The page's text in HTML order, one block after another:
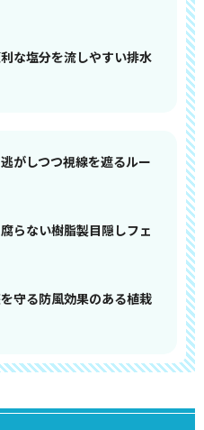
な塩分を流しやすい排水
がしつつ視線を遮るルー
らない樹脂製目隠しフェ
守る防風効果のある植栽